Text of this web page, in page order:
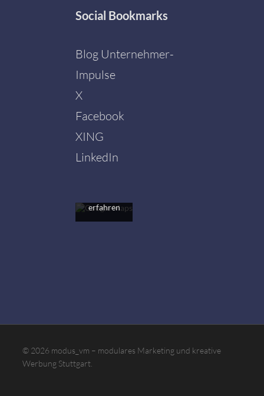
Social Bookmarks
Blog Unternehmer-
Impulse
X
Facebook
XING
LinkedIn
Mit dem
Karte
Sie die
erfahren
© 2026 modus_vm – modulares Marketing und kreative
Werbung Stuttgart.